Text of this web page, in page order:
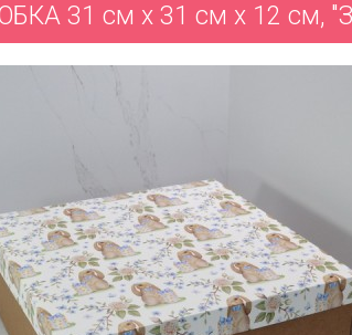
31 см х 31 см х 12 см,